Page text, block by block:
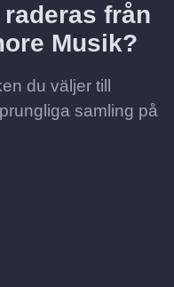
från
Musik?
du väljer till
samling på